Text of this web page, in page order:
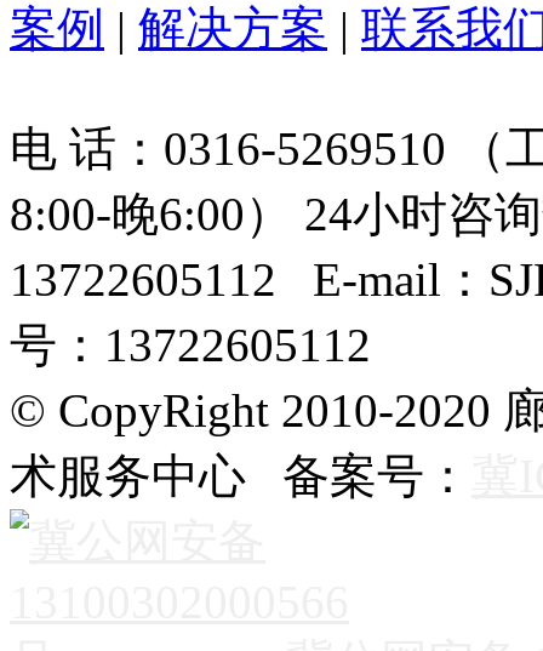
案例 | 解决方案 | 联系我
电 话：0316-5269510 （
8:00-晚6:00） 24小时咨
13722605112 E-mail：
号：13722605112
© CopyRight 2010-2020
术服务中心 备案号：